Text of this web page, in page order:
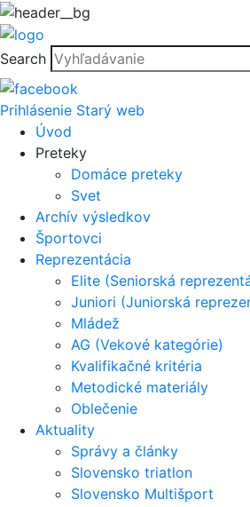
Search
Prihlásenie Starý web
Úvod
Preteky
Domáce preteky
Svet
Archív výsledkov
Športovci
Reprezentácia
Elite (Seniorská
Juniori (Juniorská
Mládež
AG (Vekové kategórie)
Kvalifikačné kritéria
Metodické materiály
Oblečenie
Aktuality
Správy a články
Slovensko triatlon
Slovensko Multišport